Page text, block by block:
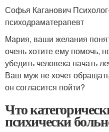
Софья Каганович
психодраматерапевт
Мария, ваши желания
очень хотите ему помочь,
убедить человека начать
Ваш муж не хочет
он согласится пойти?
Что
психически